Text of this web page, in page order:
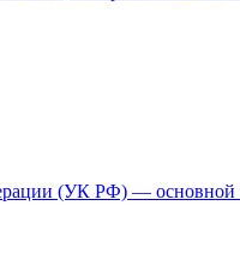
(УК РФ) —